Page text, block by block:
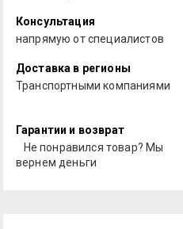
Консультация
напрямую от специалистов
Доставка в регионы
Транспортными компаниями
Гарантии и возврат
Не понравился товар? Мы
вернем деньги